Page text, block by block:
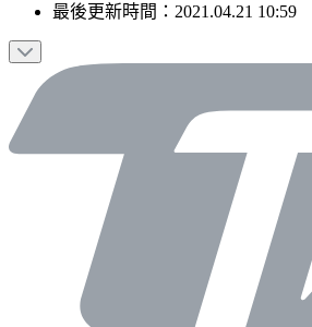
最後更新時間： 2021.04.21 10:59